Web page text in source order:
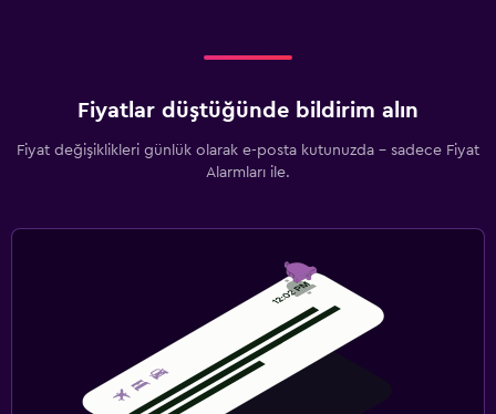
Fiyatlar düştüğünde bildirim alın
Fiyat değişiklikleri günlük olarak e-posta kutunuzda - sadece Fiyat
Alarmları ile.